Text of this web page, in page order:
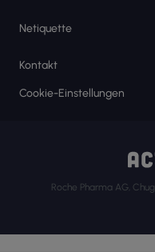
Roche Pharma AG,
Netiquette
Kontakt
Cookie-Einstellungen